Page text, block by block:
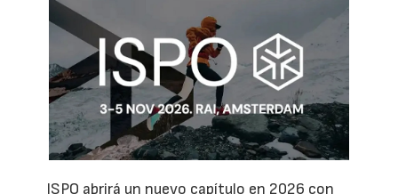
ISPO abrirá un nuevo capítulo en 2026 con